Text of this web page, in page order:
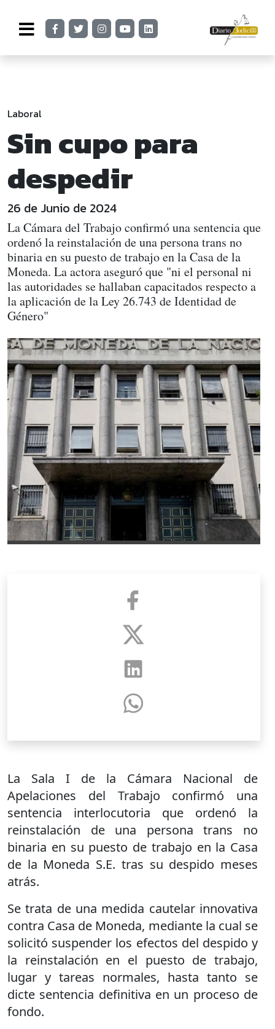
Laboral
Sin cupo para
despedir
26 de Junio de 2024
La Cámara del Trabajo confirmó una sentencia que
ordenó la reinstalación de una persona trans no
binaria en su puesto de trabajo en la Casa de la
Moneda. La actora aseguró que "ni el personal ni
las autoridades se hallaban capacitados respecto a
la aplicación de la Ley 26.743 de Identidad de
Género"
La Sala I de la Cámara Nacional de
Apelaciones del Trabajo confirmó una
sentencia interlocutoria que ordenó la
reinstalación de una persona trans no
binaria en su puesto de trabajo en la Casa
de la Moneda S.E. tras su despido meses
atrás.
Se trata de una medida cautelar innovativa
contra Casa de Moneda, mediante la cual se
solicitó suspender los efectos del despido y
la reinstalación en el puesto de trabajo,
lugar y tareas normales, hasta tanto se
dicte sentencia definitiva en un proceso de
fondo.